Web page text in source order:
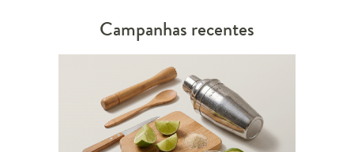
Campanhas recentes